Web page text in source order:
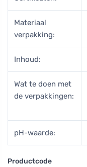
Materiaal
verpakking:
Inhoud:
Wat te doen met
de verpakkingen:
pH-waarde:
Productcode